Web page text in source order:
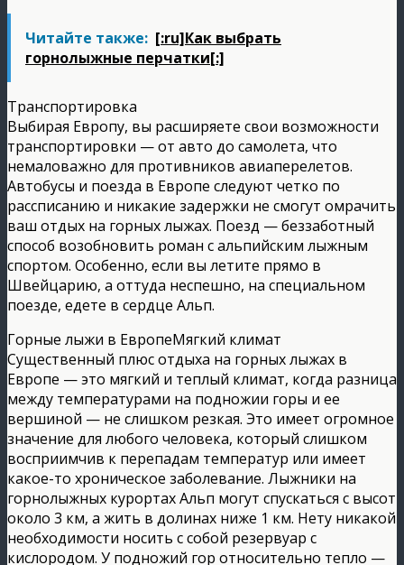
Читайте также: [:ru]Как выбрать
горнолыжные перчатки[:]
Транспортировка
Выбирая Европу, вы расширяете свои возможности
транспортировки — от авто до самолета, что
немаловажно для противников авиаперелетов.
Автобусы и поезда в Европе следуют четко по
рассписанию и никакие задержки не смогут омрачить
ваш отдых на горных лыжах. Поезд — беззаботный
способ возобновить роман с альпийским лыжным
спортом. Особенно, если вы летите прямо в
Швейцарию, а оттуда неспешно, на специальном
поезде, едете в сердце Альп.
Горные лыжи в ЕвропеМягкий климат
Существенный плюс отдыха на горных лыжах в
Европе — это мягкий и теплый климат, когда разница
между температурами на подножии горы и ее
вершиной — не слишком резкая. Это имеет огромное
значение для любого человека, который слишком
восприимчив к перепадам температур или имеет
какое-то хроническое заболевание. Лыжники на
горнолыжных курортах Альп могут спускаться с высот
около 3 км, а жить в долинах ниже 1 км. Нету никакой
необходимости носить с собой резервуар с
кислородом. У подножий гор относительно тепло —